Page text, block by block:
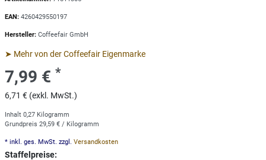
EAN: 4260429550197
Hersteller: Coffeefair GmbH
➤ Mehr von der Coffeefair Eigenmarke
7,99 € *
6,71 € (exkl. MwSt.)
Inhalt 0,27 Kilogramm
Grundpreis 29,59 € / Kilogramm
* inkl. ges. MwSt. zzgl. Versandkosten
Staffelpreise: